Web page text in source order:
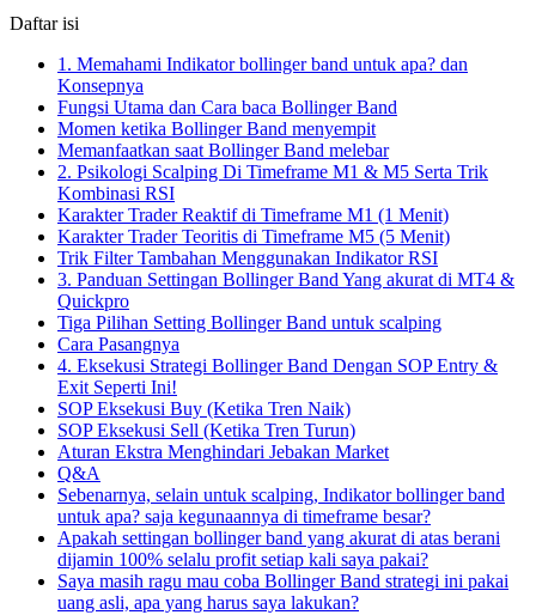
Daftar isi
1. Memahami Indikator bollinger band untuk apa? dan
Konsepnya
Fungsi Utama dan Cara baca Bollinger Band
Momen ketika Bollinger Band menyempit
Memanfaatkan saat Bollinger Band melebar
2. Psikologi Scalping Di Timeframe M1 & M5 Serta Trik
Kombinasi RSI
Karakter Trader Reaktif di Timeframe M1 (1 Menit)
Karakter Trader Teoritis di Timeframe M5 (5 Menit)
Trik Filter Tambahan Menggunakan Indikator RSI
3. Panduan Settingan Bollinger Band Yang akurat di MT4 &
Quickpro
Tiga Pilihan Setting Bollinger Band untuk scalping
Cara Pasangnya
4. Eksekusi Strategi Bollinger Band Dengan SOP Entry &
Exit Seperti Ini!
SOP Eksekusi Buy (Ketika Tren Naik)
SOP Eksekusi Sell (Ketika Tren Turun)
Aturan Ekstra Menghindari Jebakan Market
Q&A
Sebenarnya, selain untuk scalping, Indikator bollinger band
untuk apa? saja kegunaannya di timeframe besar?
Apakah settingan bollinger band yang akurat di atas berani
dijamin 100% selalu profit setiap kali saya pakai?
Saya masih ragu mau coba Bollinger Band strategi ini pakai
uang asli, apa yang harus saya lakukan?